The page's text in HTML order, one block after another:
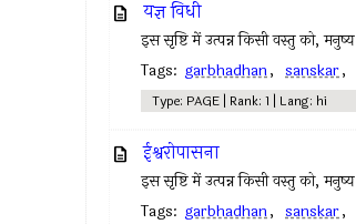
यज्ञ विधी
इस सृष्टि में उत्पन्न किसी वस्तु को,
Tags: garbhadhan, sanskar,
Type: PAGE | Rank: 1 | Lang: hi
ईश्वरोपासना
इस सृष्टि में उत्पन्न किसी वस्तु को,
Tags: garbhadhan, sanskar,